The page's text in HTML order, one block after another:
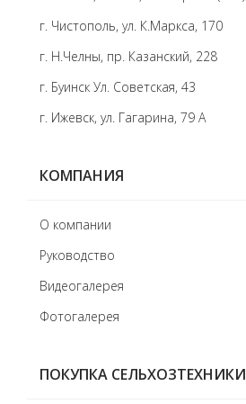
г. Чистополь, ул. К.Маркса, 170
г. Н.Челны, пр. Казанский, 228
г. Буинск Ул. Советская, 43
г. Ижевск, ул. Гагарина, 79 А
КОМПАНИЯ
О компании
Руководство
Видеогалерея
Фотогалерея
ПОКУПКА СЕЛЬХОЗТЕХНИКИ